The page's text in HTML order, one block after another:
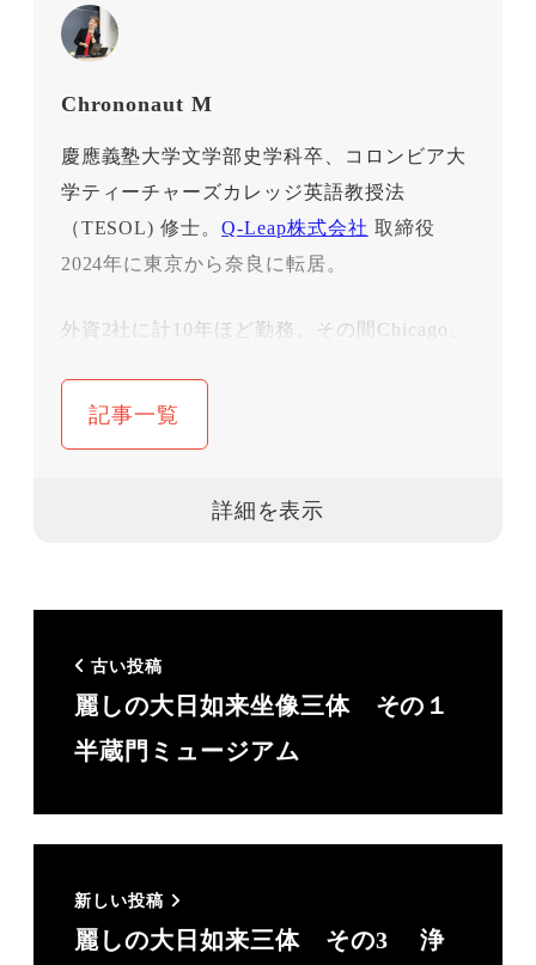
Chrononaut M
慶應義塾大学文学部史学科卒、コロンビア大
学ティーチャーズカレッジ英語教授法
（TESOL) 修士。Q-Leap株式会社 取締役
2024年に東京から奈良に転居。
外資2社に計10年ほど勤務。その間Chicago、
一旦仕事を離れ、10年間の専業主婦時代を過
ビア大学ティーチャーズカレッジでTESOLを
2014年にビジネス英語研修会社 Q-Leap を愛
在も手がけている。Q-Leapは今年設立10年を
迎えた。「明日の日本代表に真の英語力
可能になり、残りの人生は好きなところに住
んで好きな仕事をすることに。2024年夏に奈
記事一覧
古い投稿
麗しの大日如来坐像三体 その１
半蔵門ミュージアム
新しい投稿
麗しの大日如来三体 その3 浄